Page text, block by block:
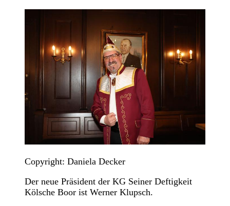
Copyright: Daniela Decker
Der neue Präsident der KG Seiner Deftigkeit
Kölsche Boor ist Werner Klupsch.